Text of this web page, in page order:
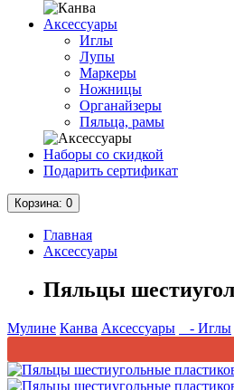
Аксессуары
Иглы
Лупы
Маркеры
Ножницы
Органайзеры
Пяльца, рамы
Наборы со скидкой
Подарить сертификат
Корзина: 0
Главная
Аксессуары
Пяльцы
Мулине Канва Аксессуары - Иглы